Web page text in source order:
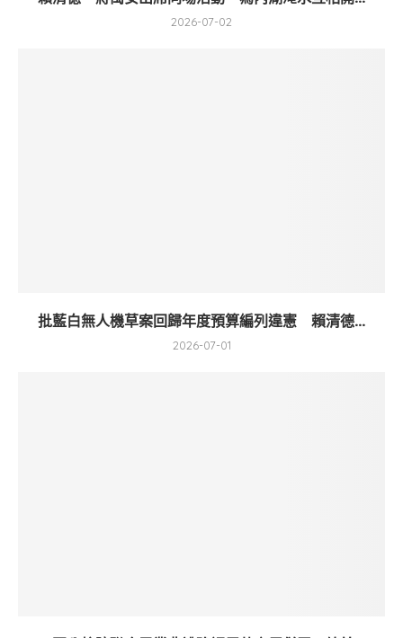
2026-07-02
批藍白無人機草案回歸年度預算編列違憲 賴清德...
2026-07-01